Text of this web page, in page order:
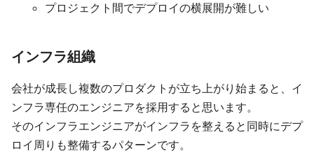
プロジェクト間でデプロイの横展開が難しい
インフラ組織
会社が成長し複数のプロダクトが立ち上がり始まると、イ
ンフラ専任のエンジニアを採用すると思います。
そのインフラエンジニアがインフラを整えると同時にデプ
ロイ周りも整備するパターンです。